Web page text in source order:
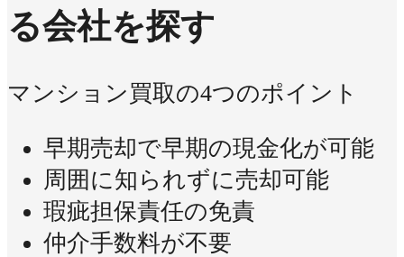
る会社を探す
マンション買取の4つのポイント
早期売却で早期の現金化が可能
周囲に知られずに売却可能
瑕疵担保責任の免責
仲介手数料が不要